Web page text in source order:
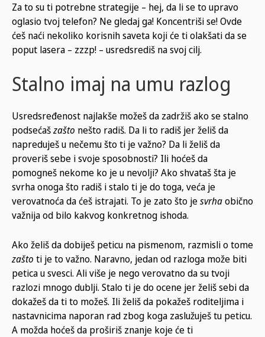
Za to su ti potrebne strategije – hej, da li se to upravo
oglasio tvoj telefon? Ne gledaj ga! Koncentriši se! Ovde
ćeš naći nekoliko korisnih saveta koji će ti olakšati da se
poput lasera – zzzp! – usredsrediš na svoj cilj.
Stalno imaj na umu razlog
Usredsređenost najlakše možeš da zadržiš ako se stalno
podsećašzašto nešto radiš. Da li to radiš jer želiš da
napreduješ u nečemu što ti je važno? Da li želiš da
proveriš sebe i svoje sposobnosti? Ili hoćeš da
pomogneš nekome ko je u nevolji? Ako shvataš šta je
svrha onoga što radiš i stalo ti je do toga, veća je
verovatnoća da ćeš istrajati. To je zato što jesvrhaobično
važnija od bilo kakvog konkretnog ishoda.
Ako želiš da dobiješ peticu na pismenom, razmisli o tome
zašto ti je to važno. Naravno, jedan od razloga može biti
petica u svesci. Ali više je nego verovatno da su tvoji
razlozi mnogo dublji. Stalo ti je do ocene jer želiš sebi da
dokažeš da ti to možeš. Ili želiš da pokažeš roditeljima i
nastavnicima naporan rad zbog koga zaslužuješ tu peticu.
A možda hoćeš da proširiš znanje koje će ti